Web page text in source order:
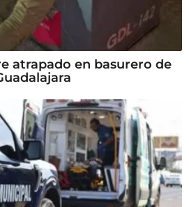
atrapado en basurero de